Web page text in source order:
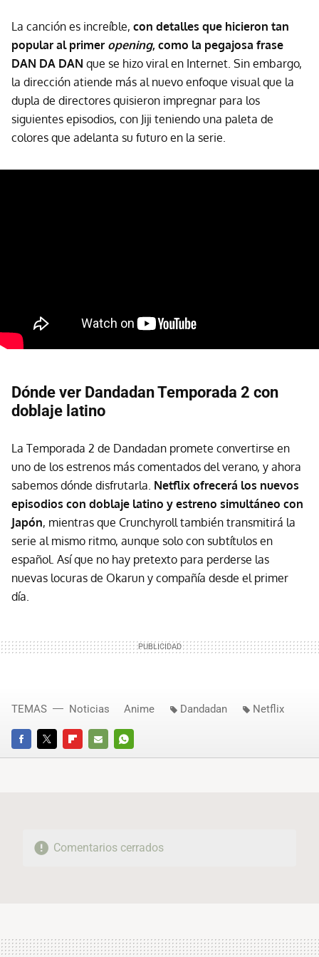
La canción es increíble, con detalles que hicieron tan
popular al primer opening, como la pegajosa frase
DAN DA DAN que se hizo viral en Internet. Sin embargo,
la dirección atiende más al nuevo enfoque visual que la
dupla de directores quisieron impregnar para los
siguientes episodios, con Jiji teniendo una paleta de
colores que adelanta su futuro en la serie.
Dónde ver Dandadan Temporada 2 con
doblaje latino
La Temporada 2 de Dandadan promete convertirse en
uno de los estrenos más comentados del verano, y ahora
sabemos dónde disfrutarla. Netflix ofrecerá los nuevos
episodios con doblaje latino y estreno simultáneo con
Japón, mientras que Crunchyroll también transmitirá la
serie al mismo ritmo, aunque solo con subtítulos en
español. Así que no hay pretexto para perderse las
nuevas locuras de Okarun y compañía desde el primer
día.
FACEBOOKTWITTERFLIPBOARD
E-
WHATSAPP
TEMAS Noticias Anime Dandadan Netflix
Comentarios cerrados